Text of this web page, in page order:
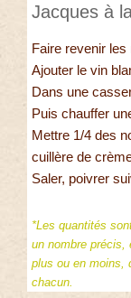
Jacques à
Faire revenir
Ajouter le vin
Dans une
Puis chauffer
Mettre 1/4 des
cuillère de
Saler, poivrer
*Les quantités
un nombre précis,
plus ou en moins,
chacun.